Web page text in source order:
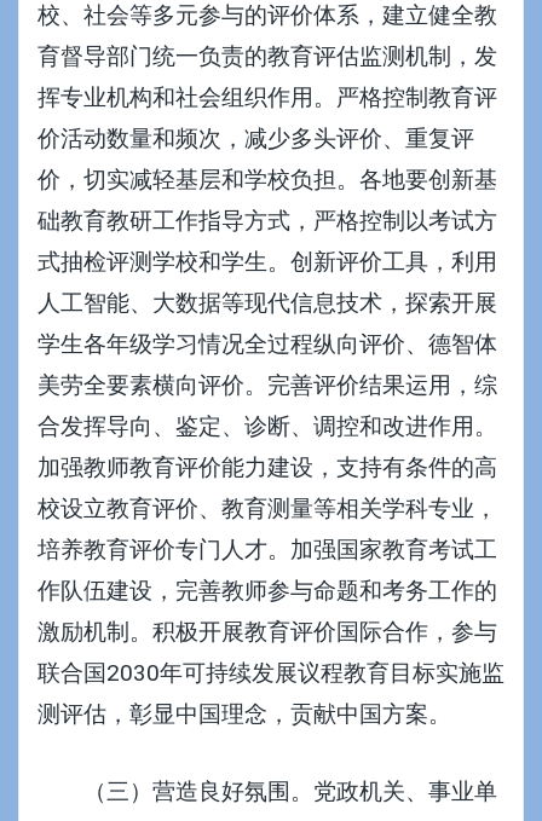
校、社会等多元参与的评价体系，建立健全教
育督导部门统一负责的教育评估监测机制，发
挥专业机构和社会组织作用。严格控制教育评
价活动数量和频次，减少多头评价、重复评
价，切实减轻基层和学校负担。各地要创新基
础教育教研工作指导方式，严格控制以考试方
式抽检评测学校和学生。创新评价工具，利用
人工智能、大数据等现代信息技术，探索开展
学生各年级学习情况全过程纵向评价、德智体
美劳全要素横向评价。完善评价结果运用，综
合发挥导向、鉴定、诊断、调控和改进作用。
加强教师教育评价能力建设，支持有条件的高
校设立教育评价、教育测量等相关学科专业，
培养教育评价专门人才。加强国家教育考试工
作队伍建设，完善教师参与命题和考务工作的
激励机制。积极开展教育评价国际合作，参与
联合国2030年可持续发展议程教育目标实施监
测评估，彰显中国理念，贡献中国方案。
（三）营造良好氛围。党政机关、事业单